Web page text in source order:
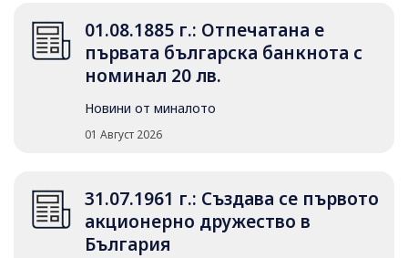
01.08.1885 г.: Отпечатана е
първата българска банкнота с
номинал 20 лв.
Новини от миналото
01 Август 2026
31.07.1961 г.: Създава се първото
акционерно дружество в
България